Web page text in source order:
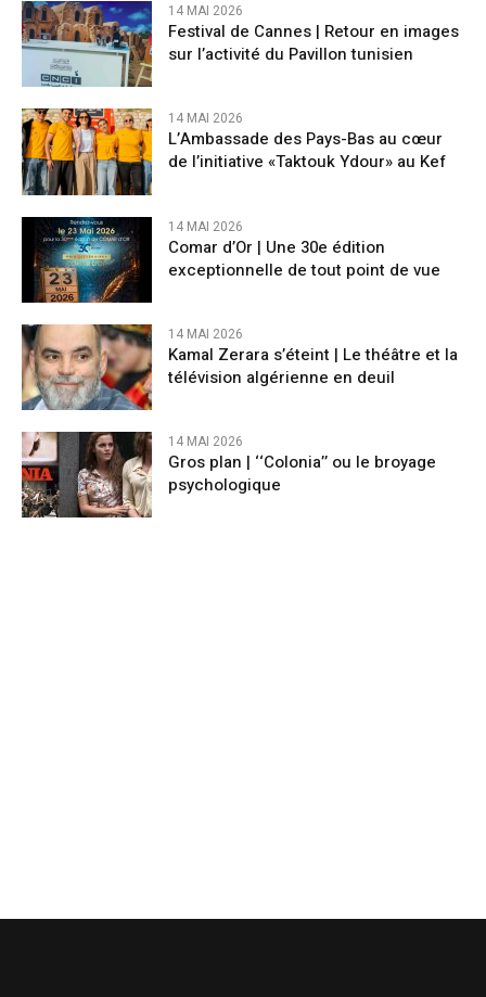
14 MAI 2026
Festival de Cannes | Retour en images
sur l’activité du Pavillon tunisien
14 MAI 2026
L’Ambassade des Pays-Bas au cœur
de l’initiative «Taktouk Ydour» au Kef
14 MAI 2026
Comar d’Or | Une 30e édition
exceptionnelle de tout point de vue
14 MAI 2026
Kamal Zerara s’éteint | Le théâtre et la
télévision algérienne en deuil
14 MAI 2026
Gros plan | ‘‘Colonia’’ ou le broyage
psychologique